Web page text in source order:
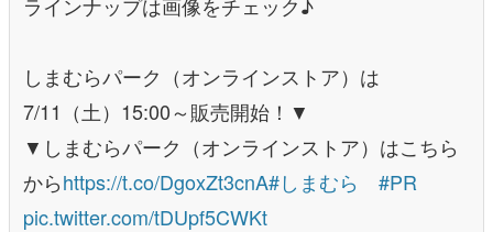
しまむらパーク（オンラインストア）は
7/11（土）15:00～販売開始！▼
▼しまむらパーク（オンラインストア）はこちら
からhttps://t.co/DgoxZt3cnA#しまむら
#PR
pic.twitter.com/tDUpf5CWKt